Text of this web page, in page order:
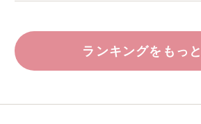
ランキングをもっ